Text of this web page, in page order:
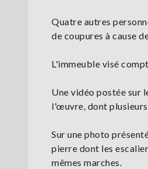
Quatre autres
de coupures à cause
L'immeuble visé
Une vidéo postée sur
l'œuvre, dont
Sur une photo
pierre dont les
mêmes marches.